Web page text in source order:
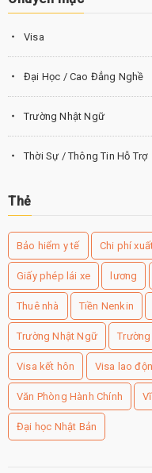
Visa
Đại Học / Cao Đẳng Nghề
Trường Nhật Ngữ
Thời Sự / Thông Tin Hỗ Trợ
Thẻ
Bảo hiểm y tế Chi phí
Giấy phép lái xe lương
Thuê nhà Tiền Nenkin
Trường Nhật Ngữ
Visa kết hôn Visa lao
Văn Phòng Hành Chính
Đại học Nhật Bản